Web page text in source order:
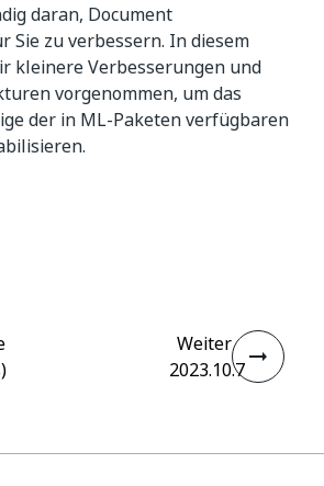
daran, Document
Sie zu verbessern. In diesem
kleinere Verbesserungen und
vorgenommen, um das
der in ML-Paketen verfügbaren
Weiter
2023.10.7